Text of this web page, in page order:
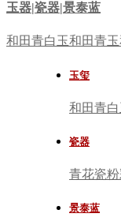
玉器|瓷器|景泰蓝
和田青白玉和田青玉
玉玺
和田青白
瓷器
青花瓷
景泰蓝